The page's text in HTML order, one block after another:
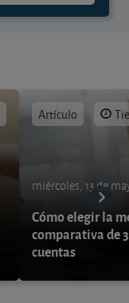
Artículo
miércoles, 13 de
Cómo elegir la
comparativa de
cuentas